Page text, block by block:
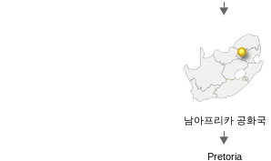
남아프리카 공화국
Pretoria